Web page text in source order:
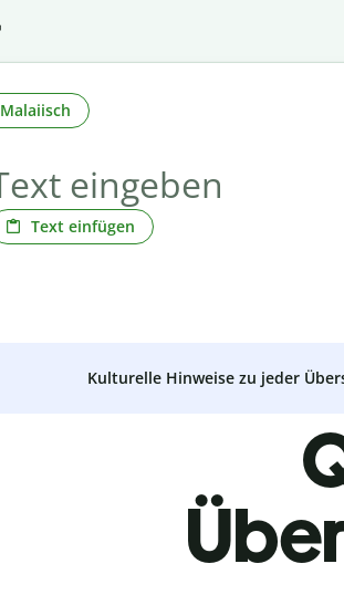
Text einfügen
Malaiisch
Kulturelle Hinweise zu jeder